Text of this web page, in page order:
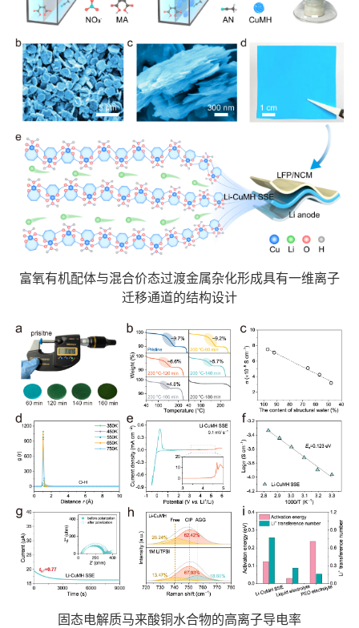
富氧有机配体与混合价态过渡金属杂化形成具有一维离子
迁移通道的结构设计
固态电解质马来酸铜水合物的高离子导电率